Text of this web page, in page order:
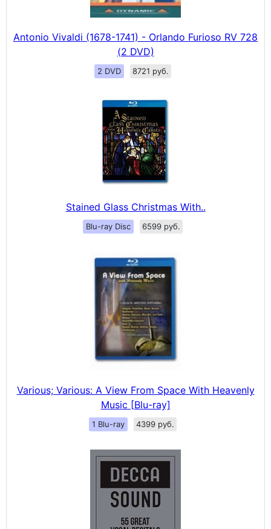
Antonio Vivaldi (1678-1741) - Orlando Furioso RV 728
(2 DVD)
2 DVD 8721 руб.
Stained Glass Christmas With..
Blu-ray Disc 6599 руб.
Various; Various: A View From Space With Heavenly
Music [Blu-ray]
1 Blu-ray 4399 руб.